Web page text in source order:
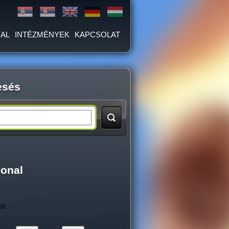
INTÉZMÉNYEK KAPCSOLAT